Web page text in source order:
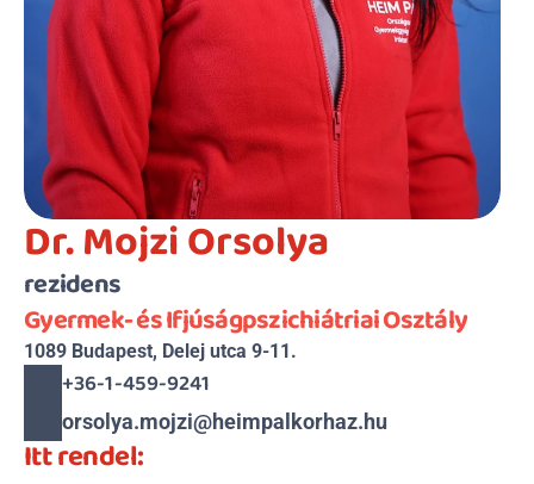
Dr. Mojzi Orsolya
rezidens
Gyermek- és Ifjúságpszichiátriai Osztály
1089 Budapest, Delej utca 9-11.
+36-1-459-9241
orsolya.mojzi@heimpalkorhaz.hu
Itt rendel: